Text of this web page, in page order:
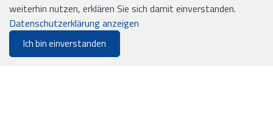
Merkliste
Mail: office@ejs.ch
INFORMATIONEN
weiterhin nutzen, erklären Sie sich damit einverstanden.
Datenschutzerklärung anzeigen
Ich bin einverstanden